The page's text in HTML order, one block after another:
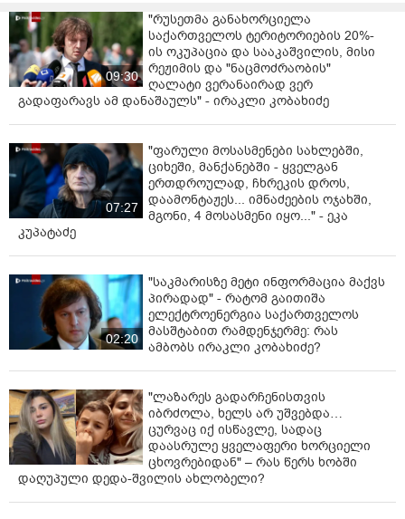
ჩაატარებს თემაზე „დეგუსტაციის ხელოვნება და
ყნოსვის ტრენინგი“. დასწრება თავისუფალია.
ამასთან, „ქართული ღვინის ფესტივალზე“ მისულ
სტუმრებს 14:00-დან 15:00 საათამდე და 17:00-დან
18:00 საათამდე ღვინის მუზეუმი უფასოდ
იხილავენ ღვინის უძველეს ნიმუშებს, ჭურჭელსა და
სხვა არტეფაქტებს, ასევე შესაძლებლობა ექნებათ,
მოისმინონ ისტორიები მნიშვნელოვანი აღმოჩენების
შესახებ.
ფესტივალი მთელი დღის განმავლობაში
დატვირთული იქნება მრავალფეროვანი გასართობი
პროგრამით, რომელიც გათვლილია როგორც
ბავშვებისთვის, ისე უფროსებისთვის. შესაძლებელი
იქნება ცოცხალი მუსიკის მოსმენა, როგორც
ფოლკლორული ანსამბლების, ასევე ბენდების.
09:30
"რუსეთმა განახორციელა
საქართველოს ტერიტორიების 20%-
ის ოკუპაცია და სააკაშვილის, მისი
რეჟიმის და "ნაცმოძრაობის"
ღალატი ვერანაირად ვერ
გადაფარავს ამ დანაშაულს" - ირაკლი კობახიძე
07:27
"ფარული მოსასმენები სახლებში,
ციხეში, მანქანებში - ყველგან
ერთდროულად, ჩხრეკის დროს,
დაამონტაჟეს... იმნაძეების ოჯახში,
მგონი, 4 მოსასმენი იყო..." - ეკა
კუპატაძე
02:20
"საკმარისზე მეტი ინფორმაცია მაქვს
პირადად" - რატომ გაითიშა
ელექტროენერგია საქართველოს
მასშტაბით რამდენჯერმე: რას
ამბობს ირაკლი კობახიძე?
"ლაზარეს გადარჩენისთვის
იბრძოლა, ხელს არ უშვებდა…
ცურვაც იქ ისწავლე, სადაც
დაასრულე ყველაფერი ხორციელი
ცხოვრებიდან" – რას წერს ხობში
დაღუპული დედა-შვილის ახლობელი?